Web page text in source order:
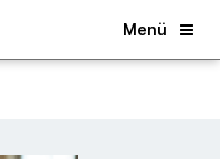
Menü